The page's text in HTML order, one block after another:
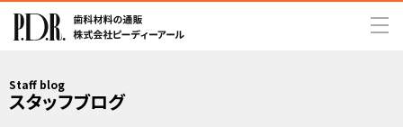
Staff blog
スタッフブログ